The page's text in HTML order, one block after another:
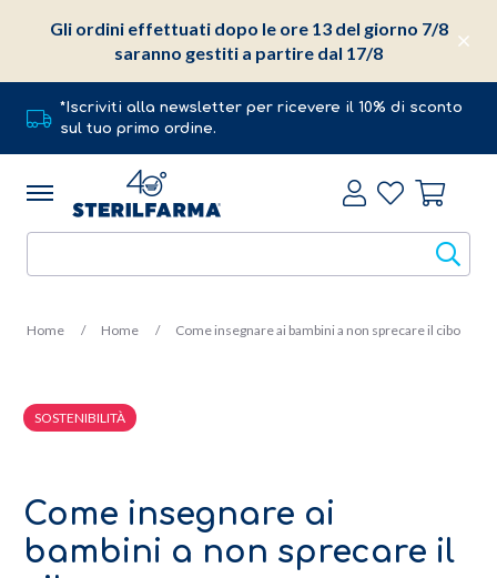
*Iscriviti alla newsletter per ricevere il 10% di sconto
sul tuo primo ordine.
Home Home Come insegnare ai bambini a non sprecare il cibo
SOSTENIBILITÀ
15 Aprile 2022
Come insegnare ai
bambini a non sprecare il
Gli ordini effettuati dopo le ore 13 del giorno 7/8
saranno gestiti a partire dal 17/8